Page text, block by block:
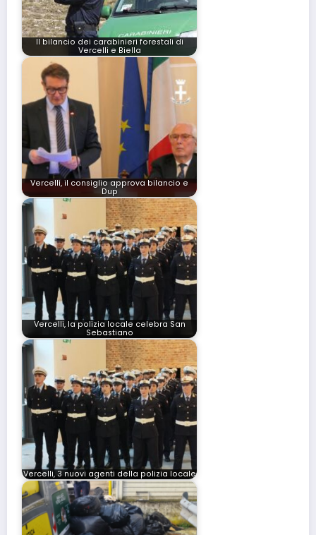
Il bilancio dei carabinieri forestali di
Vercelli e Biella
Vercelli, il consiglio approva bilancio e
Dup
Vercelli, la polizia locale celebra San
Sebastiano
Vercelli, 3 nuovi agenti della polizia locale